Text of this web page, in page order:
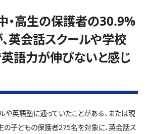
・高生の保護者の30.9%
英会話スクールや学校
語力が伸びないと感じ
英語塾に通っていたことがある、または現
の子どもの保護者275名を対象に、英会話ス